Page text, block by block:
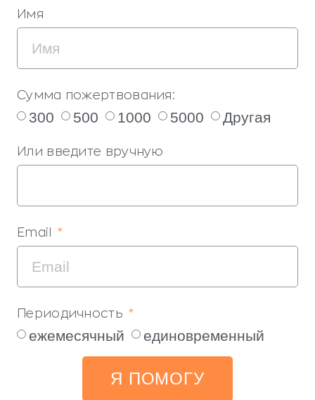
Имя
Сумма пожертвования:
300 500 1000 5000 Другая
Или введите вручную
Email
Периодичность
ежемесячный единовременный
Я ПОМОГУ